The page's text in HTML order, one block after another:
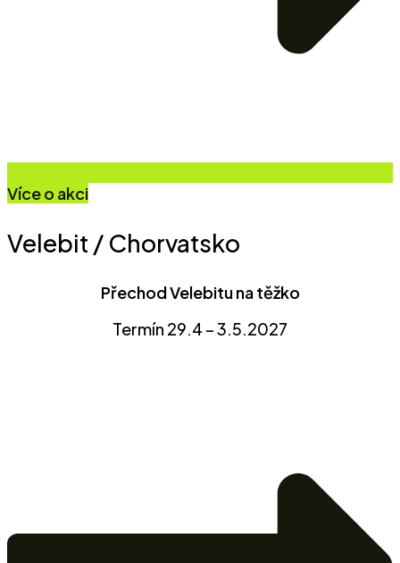
Více o akci
Velebit / Chorvatsko
Přechod Velebitu na těžko
Termín 29.4 – 3.5.2027